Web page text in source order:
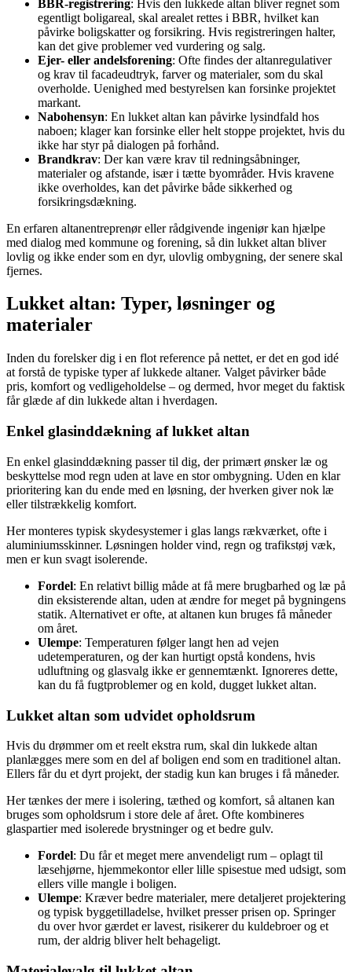
BBR-registrering: Hvis den lukkede altan bliver regnet som
egentligt boligareal, skal arealet rettes i BBR, hvilket kan
påvirke boligskatter og forsikring. Hvis registreringen halter,
kan det give problemer ved vurdering og salg.
Ejer- eller andelsforening: Ofte findes der altanregulativer
og krav til facadeudtryk, farver og materialer, som du skal
overholde. Uenighed med bestyrelsen kan forsinke projektet
markant.
Nabohensyn: En lukket altan kan påvirke lysindfald hos
naboen; klager kan forsinke eller helt stoppe projektet, hvis du
ikke har styr på dialogen på forhånd.
Brandkrav: Der kan være krav til redningsåbninger,
materialer og afstande, især i tætte byområder. Hvis kravene
ikke overholdes, kan det påvirke både sikkerhed og
forsikringsdækning.
En erfaren altanentreprenør eller rådgivende ingeniør kan hjælpe
med dialog med kommune og forening, så din lukket altan bliver
lovlig og ikke ender som en dyr, ulovlig ombygning, der senere skal
fjernes.
Lukket altan: Typer, løsninger og
materialer
Inden du forelsker dig i en flot reference på nettet, er det en god idé
at forstå de typiske typer af lukkede altaner. Valget påvirker både
pris, komfort og vedligeholdelse – og dermed, hvor meget du faktisk
får glæde af din lukkede altan i hverdagen.
Enkel glasinddækning af lukket altan
En enkel glasinddækning passer til dig, der primært ønsker læ og
beskyttelse mod regn uden at lave en stor ombygning. Uden en klar
prioritering kan du ende med en løsning, der hverken giver nok læ
eller tilstrækkelig komfort.
Her monteres typisk skydesystemer i glas langs rækværket, ofte i
aluminiumsskinner. Løsningen holder vind, regn og trafikstøj væk,
men er kun svagt isolerende.
Fordel: En relativt billig måde at få mere brugbarhed og læ på
din eksisterende altan, uden at ændre for meget på bygningens
statik. Alternativet er ofte, at altanen kun bruges få måneder
om året.
Ulempe: Temperaturen følger langt hen ad vejen
udetemperaturen, og der kan hurtigt opstå kondens, hvis
udluftning og glasvalg ikke er gennemtænkt. Ignoreres dette,
kan du få fugtproblemer og en kold, dugget lukket altan.
Lukket altan som udvidet opholdsrum
Hvis du drømmer om et reelt ekstra rum, skal din lukkede altan
planlægges mere som en del af boligen end som en traditionel altan.
Ellers får du et dyrt projekt, der stadig kun kan bruges i få måneder.
Her tænkes der mere i isolering, tæthed og komfort, så altanen kan
bruges som opholdsrum i store dele af året. Ofte kombineres
glaspartier med isolerede brystninger og et bedre gulv.
Fordel: Du får et meget mere anvendeligt rum – oplagt til
læsehjørne, hjemmekontor eller lille spisestue med udsigt, som
ellers ville mangle i boligen.
Ulempe: Kræver bedre materialer, mere detaljeret projektering
og typisk byggetilladelse, hvilket presser prisen op. Springer
du over hvor gærdet er lavest, risikerer du kuldebroer og et
rum, der aldrig bliver helt behageligt.